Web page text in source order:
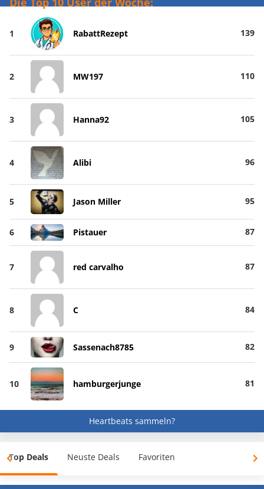
1 RabattRezept 139
2 MW197 110
3 Hanna92 105
4 Alibi 96
5 Jason Miller 95
6 Pistauer 87
7 red carvalho 87
8 C 84
9 Sassenach8785 82
10 hamburgerjunge 81
Heartbeats sammeln?
Top Deals Neuste Deals Favoriten